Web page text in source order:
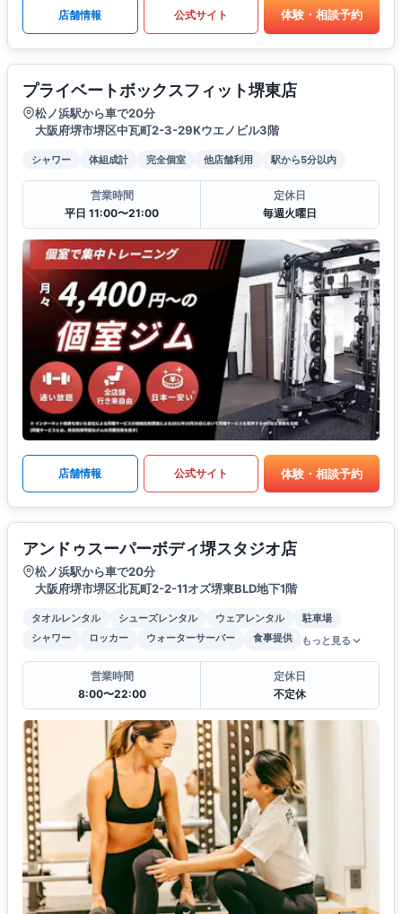
店舗情報 公式サイト 体験・相談予約
プライベートボックスフィット堺東店
松ノ浜駅から車で20分
大阪府堺市堺区中瓦町2-3-29Kウエノビル3階
シャワー 体組成計 完全個室 他店舗利用 駅から5分以内
営業時間
平日 11:00〜21:00
定休日
毎週火曜日
店舗情報 公式サイト 体験・相談予約
アンドゥスーパーボディ堺スタジオ店
松ノ浜駅から車で20分
大阪府堺市堺区北瓦町2-2-11オズ堺東BLD地下1階
タオルレンタル シューズレンタル ウェアレンタル
駐車場
シャワー
ロッカー ウォーターサーバー 食事提供 もっと見る
営業時間
8:00〜22:00
定休日
不定休